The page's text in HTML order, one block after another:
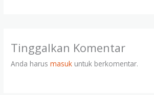
Tinggalkan Komentar
Anda harusmasuk untuk berkomentar.